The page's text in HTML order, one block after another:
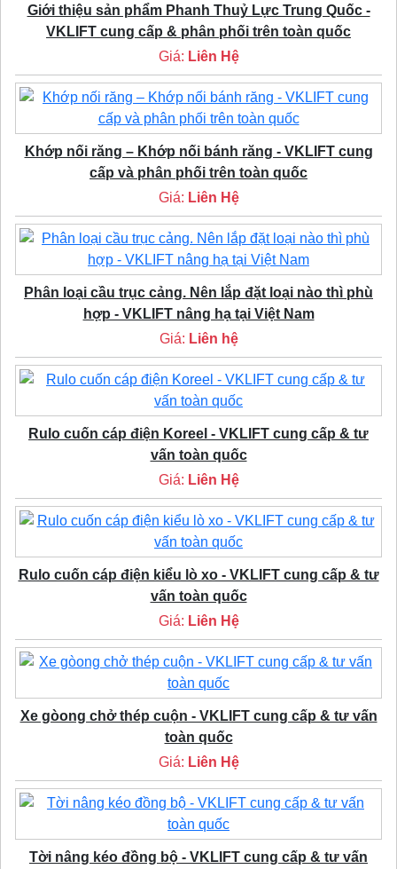
Giới thiệu sản phẩm Phanh Thuỷ Lực Trung Quốc -
VKLIFT cung cấp & phân phối trên toàn quốc
Giá: Liên Hệ
Khớp nối răng – Khớp nối bánh răng - VKLIFT cung
cấp và phân phối trên toàn quốc
Giá: Liên Hệ
Phân loại cầu trục cảng. Nên lắp đặt loại nào thì phù
hợp - VKLIFT nâng hạ tại Việt Nam
Giá: Liên hệ
Rulo cuốn cáp điện Koreel - VKLIFT cung cấp & tư
vấn toàn quốc
Giá: Liên Hệ
Rulo cuốn cáp điện kiểu lò xo - VKLIFT cung cấp & tư
vấn toàn quốc
Giá: Liên Hệ
Xe gòong chở thép cuộn - VKLIFT cung cấp & tư vấn
toàn quốc
Giá: Liên Hệ
Tời nâng kéo đồng bộ - VKLIFT cung cấp & tư vấn